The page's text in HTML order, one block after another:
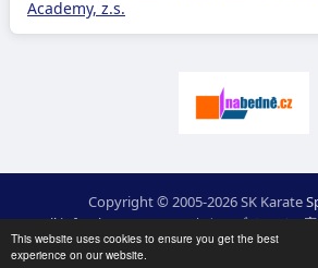
This website uses cookies to ensure you get the best
experience on our website.
Academy, z.s.
Copyright © 2005-2026 SK Karate
mail:moc.ceretarak@ofni|ウエブページの
webdesign:Ing. Pavel Švojgr,成績 karate